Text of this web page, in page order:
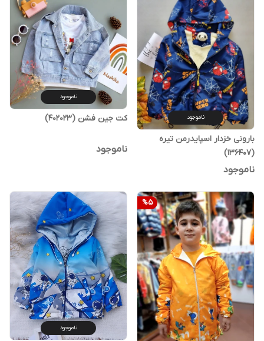
ناموجود
بارونی خزدار اسپایدرمن تیره
(136407)
ناموجود
ناموجود
کت جین فشن (402023)
ناموجود
%5
ناموجود